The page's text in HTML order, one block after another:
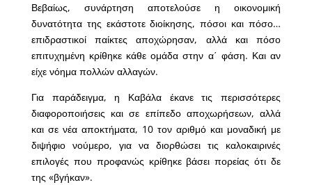
Βεβαίως, συνάρτηση αποτελούσε η οικονομική
δυνατότητα της εκάστοτε διοίκησης, πόσοι και πόσο…
επιδραστικοί παίκτες αποχώρησαν, αλλά και πόσο
επιτυχημένη κρίθηκε κάθε ομάδα στην α΄ φάση. Και αν
είχε νόημα πολλών αλλαγών.
Για παράδειγμα, η Καβάλα έκανε τις περισσότερες
διαφοροποιήσεις και σε επίπεδο αποχωρήσεων, αλλά
και σε νέα αποκτήματα, 10 τον αριθμό και μοναδική με
διψήφιο νούμερο, για να διορθώσει τις καλοκαιρινές
επιλογές που προφανώς κρίθηκε βάσει πορείας ότι δε
της «βγήκαν».